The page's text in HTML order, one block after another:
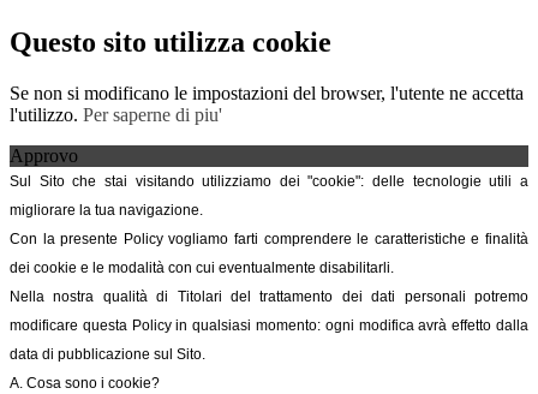
Questo sito utilizza cookie
Se non si modificano le impostazioni del browser, l'utente ne accetta
l'utilizzo. Per saperne di piu'
Approvo
Sul Sito che stai visitando utilizziamo dei "cookie": delle tecnologie utili a
migliorare la tua navigazione.
Con la presente Policy vogliamo farti comprendere le caratteristiche e finalità
dei cookie e le modalità con cui eventualmente disabilitarli.
Nella nostra qualità di Titolari del trattamento dei dati personali potremo
modificare questa Policy in qualsiasi momento: ogni modifica avrà effetto dalla
data di pubblicazione sul Sito.
A. Cosa sono i cookie?